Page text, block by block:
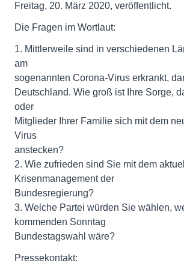
Freitag, 20. März 2020, veröffentlicht.
Die Fragen im Wortlaut:
1. Mittlerweile sind in verschiedenen
am
sogenannten Corona-Virus erkrankt,
Deutschland. Wie groß ist Ihre Sorge,
oder
Mitglieder Ihrer Familie sich mit dem
Virus
anstecken?
2. Wie zufrieden sind Sie mit dem
Krisenmanagement der
Bundesregierung?
3. Welche Partei würden Sie wählen,
kommenden Sonntag
Bundestagswahl wäre?
Pressekontakt: